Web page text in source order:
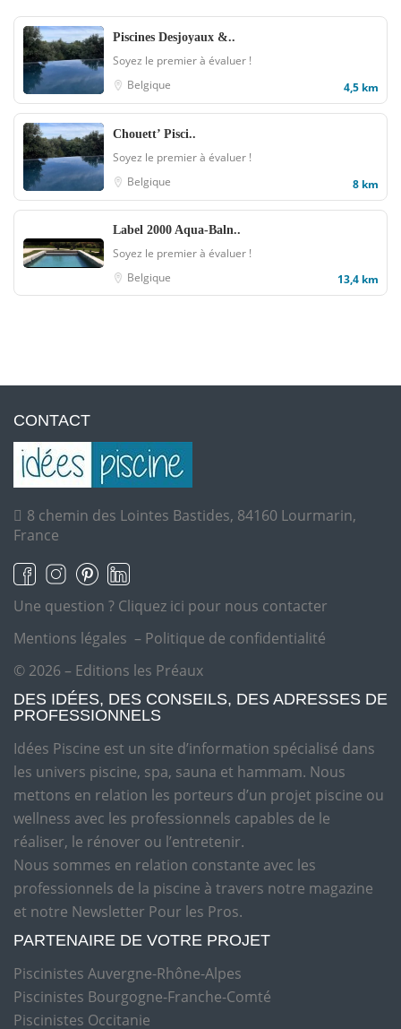
Piscines Desjoyaux &..
Soyez le premier à évaluer !
Belgique
4,5 km
Chouett’ Pisci..
Soyez le premier à évaluer !
Belgique
8 km
Label 2000 Aqua-Baln..
Soyez le premier à évaluer !
Belgique
13,4 km
CONTACT
8 chemin des Lointes Bastides, 84160 Lourmarin,
France
Une question ? Cliquez ici pour nous contacter
Mentions légales – Politique de confidentialité
© 2026 – Editions les Préaux
DES IDÉES, DES CONSEILS, DES ADRESSES DE
PROFESSIONNELS
Idées Piscine est un site d’information spécialisé dans
les univers piscine, spa, sauna et hammam. Nous
mettons en relation les porteurs d’un projet piscine ou
wellness avec les professionnels capables de le
réaliser, le rénover ou l’entretenir.
Nous sommes en relation constante avec les
professionnels de la piscine à travers notre magazine
et notre Newsletter Pour les Pros.
PARTENAIRE DE VOTRE PROJET
Piscinistes Auvergne-Rhône-Alpes
Piscinistes Bourgogne-Franche-Comté
Piscinistes Occitanie